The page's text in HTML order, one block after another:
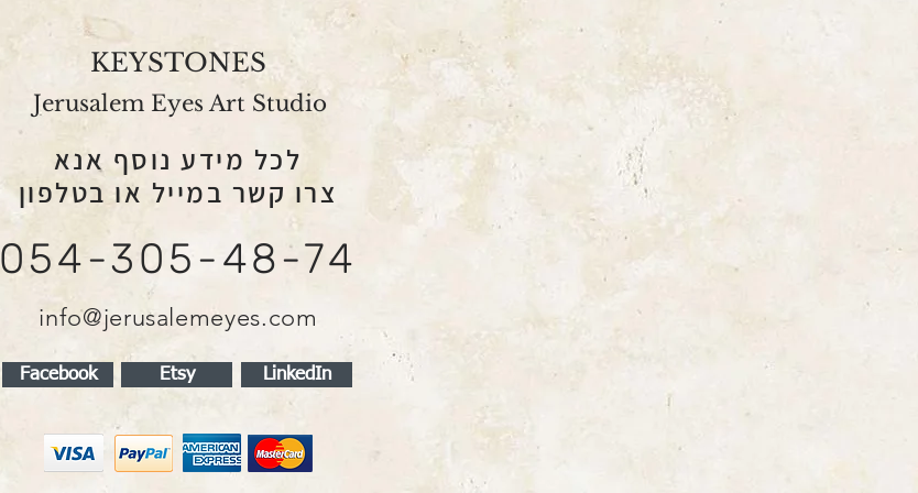
או שהייתה טעות באספקה. במקרה שזה אכן קרה, נא להחזיר
את הסחורה ל:
לא ניתן להחזיר את הפריטים הבאים:
פריטים או מוצרים מותאמים אישית שיוצרו לפי מפרט הלקוח
נוהל החזרות:
כדי לדון בהחזרת פריט או לשאלות נוספות לגבי מדיניות
ההחזרות שלנו, אנא צרו איתנו קשר בכתובת:
jerusalemsymbols@gmail.com.
ביטולים:
ביטולים מתקבלים תוך 24 שעות מרגע הרכישה.
KEYSTONES
Jerusalem Eyes Art Studio
לכל מידע נוסף אנא
צרו קשר במייל או בטלפון
054-305-48-74
info@jerusalemeyes.com
Facebook Etsy LinkedIn